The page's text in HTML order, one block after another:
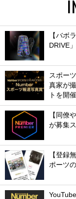
【バボ
DRIVE
スポー
真家が
トを開
【同僚
が募集
【登録
ポーツ